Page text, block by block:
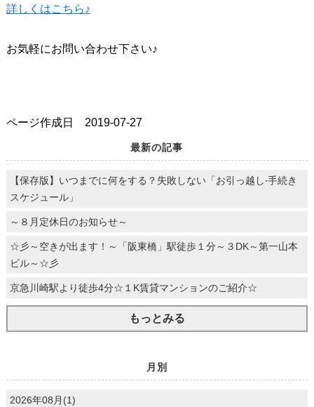
詳しくはこちら♪
お気軽にお問い合わせ下さい♪
ページ作成日 2019-07-27
最新の記事
【保存版】いつまでに何をする？失敗しない「お引っ越し‧⼿続き
スケジュール」
～８月定休日のお知らせ～
☆彡～空きが出ます！～「阪東橋」駅徒歩１分～３DK～第一山本
ビル～☆彡
京急川崎駅より徒歩4分☆１K賃貸マンションのご紹介☆
もっとみる
月別
2026年08月(1)